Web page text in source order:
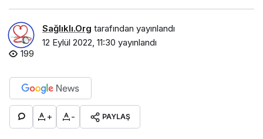
Sağlıklı.Org tarafından yayınlandı
12 Eylül 2022, 11:30 yayınlandı
199
+ - PAYLAŞ